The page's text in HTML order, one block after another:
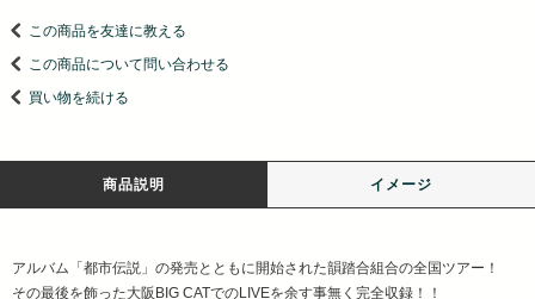
この商品を友達に教える
この商品について問い合わせる
買い物を続ける
商品説明 イメージ
アルバム「都市伝説」の発売とともに開始された韻踏合組合の全国ツアー！
その最後を飾った大阪BIG CATでのLIVEを余す事無く完全収録！！